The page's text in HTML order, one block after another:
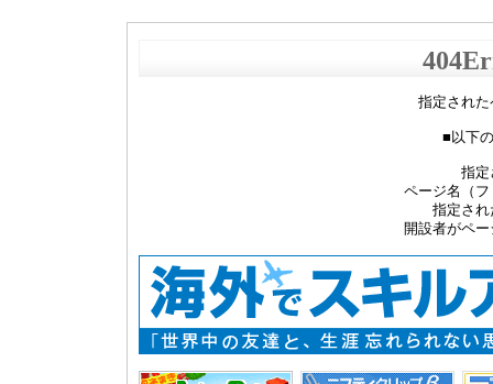
指定され
■以下
指定
ページ名（
指定され
開設者がペ